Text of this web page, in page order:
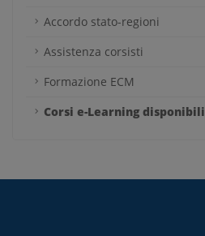
Accordo stato-regioni
Assistenza corsisti
Formazione ECM
Corsi e-Learning disponibili